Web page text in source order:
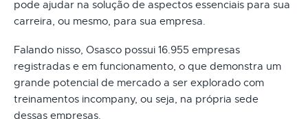
pode ajudar na solução de aspectos essenciais para sua
carreira, ou mesmo, para sua empresa.
Falando nisso, Osasco possui 16.955 empresas
registradas e em funcionamento, o que demonstra um
grande potencial de mercado a ser explorado com
treinamentos incompany, ou seja, na própria sede
dessas empresas.